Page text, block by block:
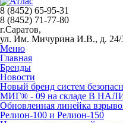
8 (8452) 65-95-31
8 (8452) 71-77-80
г.Саратов,
ул. Им. Мичурина И.В., д. 24/
Меню
Главная
Бренды
Новости
Новый бренд систем
МИГ® - 09 на складе В
Обновленная линейка
Релион-100 и Релион-150